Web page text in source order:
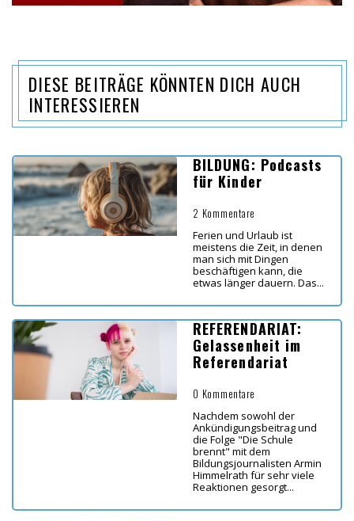
DIESE BEITRÄGE KÖNNTEN DICH AUCH
INTERESSIEREN
BILDUNG: Podcasts
für Kinder
2 Kommentare
Ferien und Urlaub ist
meistens die Zeit, in denen
man sich mit Dingen
beschäftigen kann, die
etwas länger dauern. Das...
REFERENDARIAT:
Gelassenheit im
Referendariat
0 Kommentare
Nachdem sowohl der
Ankündigungsbeitrag und
die Folge "Die Schule
brennt" mit dem
Bildungsjournalisten Armin
Himmelrath für sehr viele
Reaktionen gesorgt...